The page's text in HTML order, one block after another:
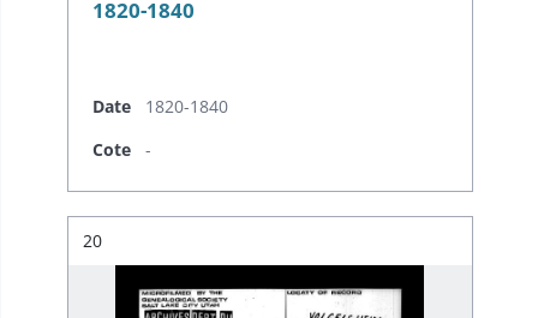
1820-1840
Date
1820-1840
Cote
-
Résultat n°
20